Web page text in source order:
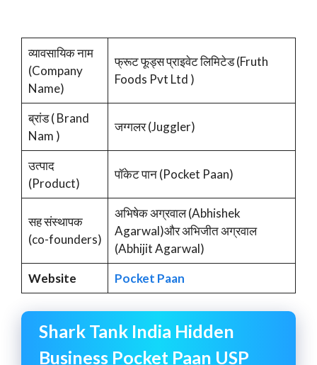
व्यावसायिक नाम
(Company
Name)
फ्रूट फूड्स प्राइवेट लिमिटेड (Fruth
Foods Pvt Ltd )
ब्रांड ( Brand
Nam )
जग्गलर (Juggler)
उत्पाद
(Product)
पॉकेट पान (Pocket Paan)
सह संस्थापक
(co-founders)
अभिषेक अग्रवाल (Abhishek
Agarwal)और अभिजीत अग्रवाल
(Abhijit Agarwal)
Website
Pocket Paan
Shark Tank India Hidden
Business Pocket Paan USP